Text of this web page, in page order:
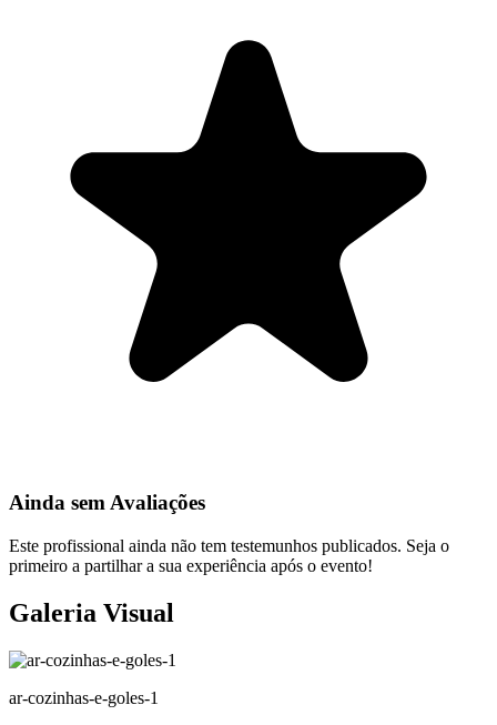
Ainda sem Avaliações
Este profissional ainda não tem testemunhos publicados. Seja o
primeiro a partilhar a sua experiência após o evento!
Galeria Visual
ar-cozinhas-e-goles-1